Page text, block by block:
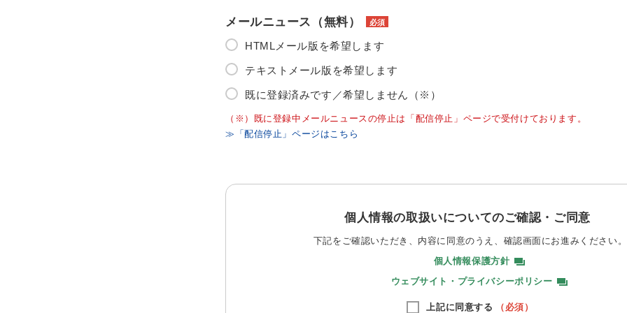
メールニュース（無料） 必須
HTMLメール版を希望します
テキストメール版を希望します
既に登録済みです／希望しません（※）
（※）既に登録中メールニュースの停止は「配信停止」ページで受付けております。
≫「配信停止」ページはこちら
個人情報の取扱いについてのご確認・ご同意
下記をご確認いただき、内容に同意のうえ、 確認画面にお進みください。
個人情報保護方針
ウェブサイト・プライバシーポリシー
上記に同意する （必須）